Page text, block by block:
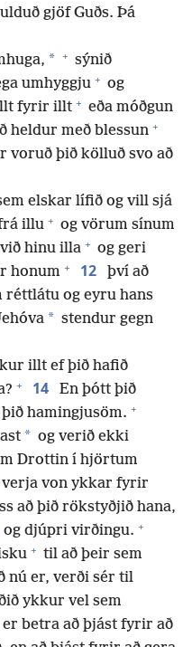
gjöf Guðs. Þá
* + sýnið
umhyggju + og
fyrir illt + eða móðgun
heldur með blessun +
voruð þið kölluð svo að
elskar lífið og vill sjá
illu + og vörum sínum
hinu illa + og geri
honum + 12
því að
réttlátu og eyru hans
* stendur gegn
illt ef þið hafið
+ 14
En þótt þið
hamingjusöm. +
* og verið ekki
Drottin í hjörtum
von ykkar fyrir
að þið rökstyðjið hana,
og djúpri virðingu. +
+ til að þeir sem
nú er, verði sér til
ykkur vel sem
er betra að þjást fyrir að